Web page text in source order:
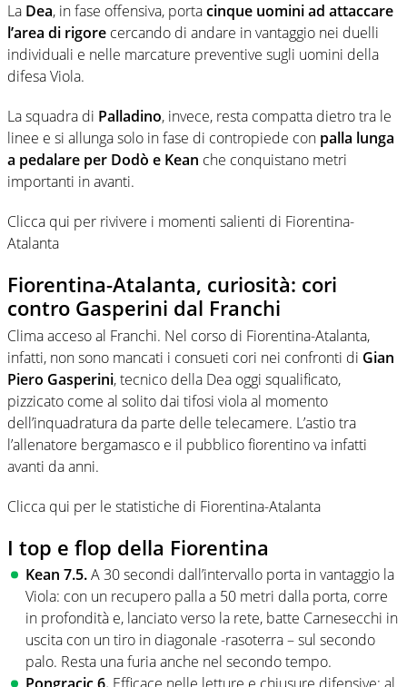
La Dea, in fase offensiva, portacinque uomini ad attaccare
l’area di rigore cercando di andare in vantaggio nei duelli
individuali e nelle marcature preventive sugli uomini della
difesa Viola.
La squadra di Palladino, invece, resta compatta dietro tra le
linee e si allunga solo in fase di contropiede con palla lunga
a pedalare per Dodò e Kean che conquistano metri
importanti in avanti.
Clicca qui per rivivere i momenti salienti di Fiorentina-
Atalanta
Fiorentina-Atalanta, curiosità: cori
contro Gasperini dal Franchi
Clima acceso al Franchi. Nel corso di Fiorentina-Atalanta,
infatti, non sono mancati i consueti cori nei confronti di Gian
Piero Gasperini, tecnico della Dea oggi squalificato,
pizzicato come al solito dai tifosi viola al momento
dell’inquadratura da parte delle telecamere. L’astio tra
l’allenatore bergamasco e il pubblico fiorentino va infatti
avanti da anni.
Clicca qui per le statistiche di Fiorentina-Atalanta
I top e flop della Fiorentina
Kean 7.5.A 30 secondi dall’intervallo porta in vantaggio la
Viola: con un recupero palla a 50 metri dalla porta, corre
in profondità e, lanciato verso la rete, batte Carnesecchi in
uscita con un tiro in diagonale -rasoterra – sul secondo
palo. Resta una furia anche nel secondo tempo.